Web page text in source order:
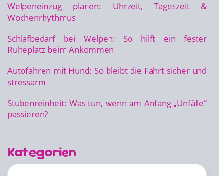
Welpeneinzug planen: Uhrzeit, Tageszeit &
Wochenrhythmus
Schlafbedarf bei Welpen: So hilft ein fester
Ruheplatz beim Ankommen
Autofahren mit Hund: So bleibt die Fahrt sicher und
stressarm
Stubenreinheit: Was tun, wenn am Anfang „Unfälle“
passieren?
Kategorien